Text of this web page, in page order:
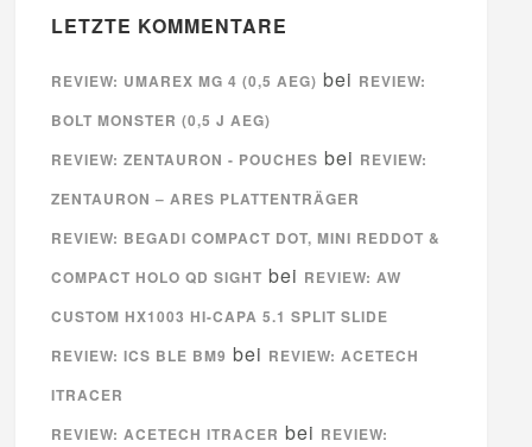
LETZTE KOMMENTARE
REVIEW: UMAREX MG 4 (0,5 AEG) bei REVIEW:
BOLT MONSTER (0,5 J AEG)
REVIEW: ZENTAURON - POUCHES bei REVIEW:
ZENTAURON – ARES PLATTENTRÄGER
REVIEW: BEGADI COMPACT DOT, MINI REDDOT &
COMPACT HOLO QD SIGHT bei REVIEW: AW
CUSTOM HX1003 HI-CAPA 5.1 SPLIT SLIDE
REVIEW: ICS BLE BM9 bei REVIEW: ACETECH
ITRACER
REVIEW: ACETECH ITRACER bei REVIEW: